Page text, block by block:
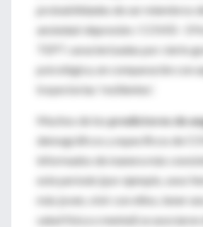
probabilidades de ser miembros
ansiedad-depresión / COVID- 19
TEPT caracterizadas por cierto
psicológica, en comparación con
trayectorias 'resilientes'.
Muchos de lospredictores de
demográficos y específicos de
informados de manera más
este período (por ejemplo, sexo
más joven, vivir con niños, tener
salud física o mental) se asociaron